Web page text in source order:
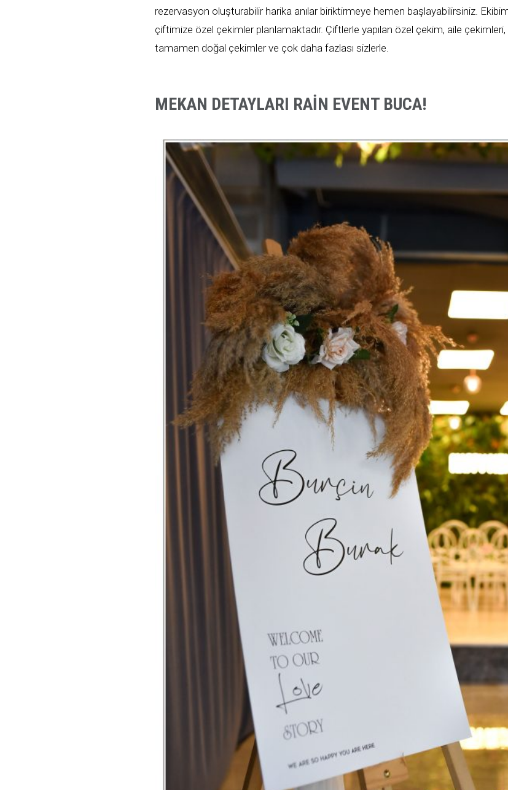
rezervasyon oluşturabilir harika anılar biriktirmeye hemen başlayabilirsiniz.
çiftimize özel çekimler planlamaktadır. Çiftlerle yapılan özel çekim, aile
tamamen doğal çekimler ve çok daha fazlası sizlerle.
MEKAN DETAYLARI RAIN EVENT BUCA!